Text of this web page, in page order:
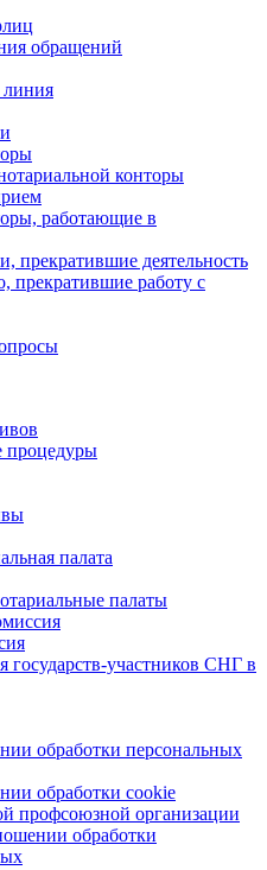
обращений
линия
конторы
работающие в
прекратившие деятельность
прекратившие работу с
процедуры
палата
палаты
государств-участников СНГ в
обработки персональных
обработки cookie
профсоюзной организации
обработки